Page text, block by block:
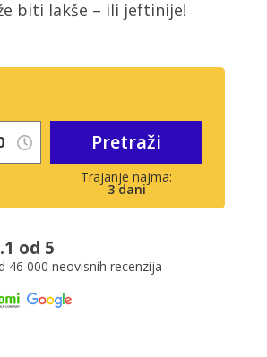
Nederlands
Hrvatski
biti lakše – ili jeftinije!
3 dani
Pretraži
od 5
46 000 neovisnih recenzija